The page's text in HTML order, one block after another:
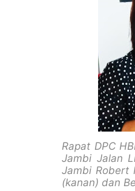
Rapat DPC
Jambi Jalan
Jambi Robert
(kanan) dan